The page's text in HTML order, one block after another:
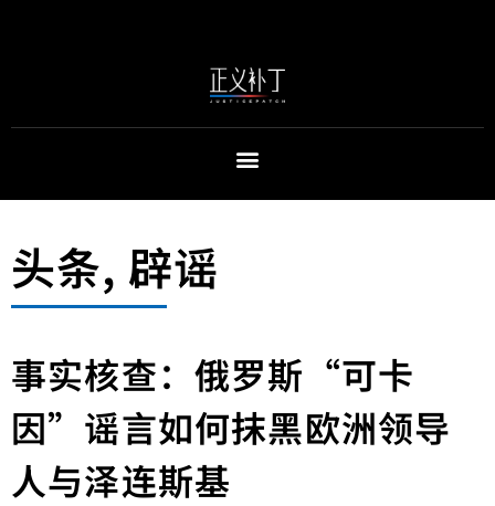
头条, 辟谣
事实核查：俄罗斯“可卡
因”谣言如何抹黑欧洲领导
人与泽连斯基